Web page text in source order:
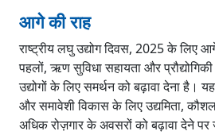
आगे की राह
राष्ट्रीय लघु उद्योग दिवस, 2025 के लिए
पहलों, ऋण सुविधा सहायता और
उद्योगों के लिए समर्थन को बढ़ावा देना है।
और समावेशी विकास के लिए उद्यमिता,
अधिक रोज़गार के अवसरों को बढ़ावा देने पर